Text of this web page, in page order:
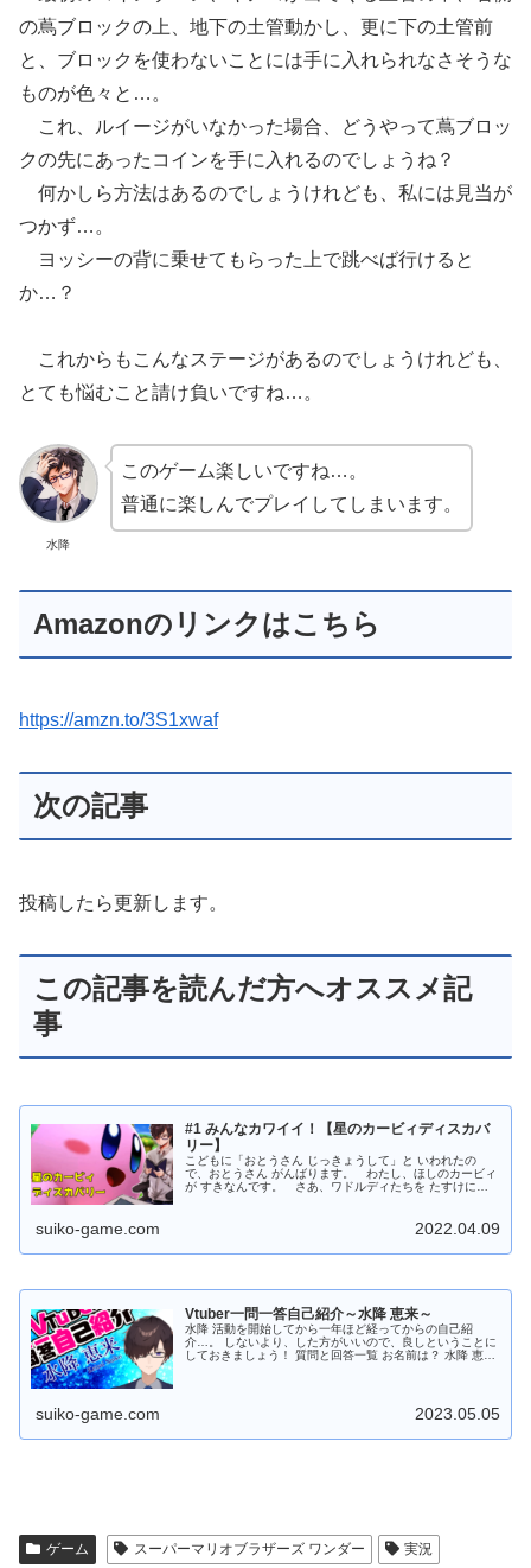
の蔦ブロックの上、地下の土管動かし、更に下の土管前
と、ブロックを使わないことには手に入れられなさそうな
ものが色々と…。
これ、ルイージがいなかった場合、どうやって蔦ブロッ
クの先にあったコインを手に入れるのでしょうね？
何かしら方法はあるのでしょうけれども、私には見当が
つかず…。
ヨッシーの背に乗せてもらった上で跳べば行けると
か…？
これからもこんなステージがあるのでしょうけれども、
とても悩むこと請け負いですね…。
水降
このゲーム楽しいですね…。
普通に楽しんでプレイしてしまいます。
Amazonのリンクはこちら
https://amzn.to/3S1xwaf
次の記事
投稿したら更新します。
この記事を読んだ方へオススメ記
事
#1 みんなカワイイ！【星のカービィディスカバ
リー】
こどもに「おとうさん じっきょうして」と いわれたの
で、おとうさん がんばります。 わたし、ほしのカービィ
が すきなんです。 さあ、ワドルディたちを たすけにい
suiko-game.com 2022.04.09
Vtuber一問一答自己紹介～水降 恵来～
水降 活動を開始してから一年ほど経ってからの自己紹
介…。 しないより、した方がいいので、良しということに
しておきましょう！ 質問と回答一覧 お名前は？ 水降 恵来
suiko-game.com 2023.05.05
ゲーム スーパーマリオブラザーズ ワンダー 実況